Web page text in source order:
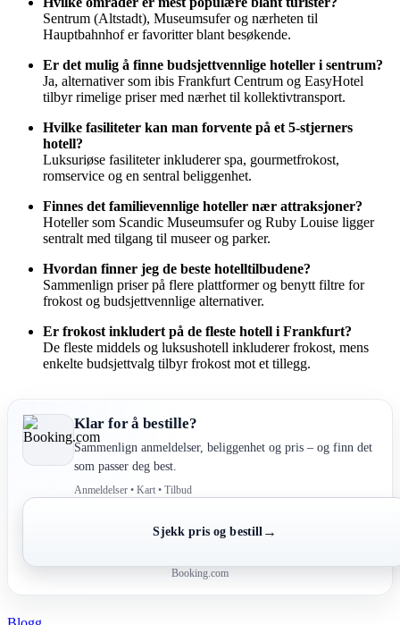
Sentrum (Altstadt), Museumsufer og nærheten til
Hauptbahnhof er favoritter blant besøkende.
Er det mulig å finne budsjettvennlige hoteller i sentrum?
Ja, alternativer som ibis Frankfurt Centrum og EasyHotel
tilbyr rimelige priser med nærhet til kollektivtransport.
Hvilke fasiliteter kan man forvente på et 5-stjerners
hotell?
Luksuriøse fasiliteter inkluderer spa, gourmetfrokost,
romservice og en sentral beliggenhet.
Finnes det familievennlige hoteller nær attraksjoner?
Hoteller som Scandic Museumsufer og Ruby Louise ligger
sentralt med tilgang til museer og parker.
Hvordan finner jeg de beste hotelltilbudene?
Sammenlign priser på flere plattformer og benytt filtre for
frokost og budsjettvennlige alternativer.
Er frokost inkludert på de fleste hotell i Frankfurt?
De fleste middels og luksushotell inkluderer frokost, mens
enkelte budsjettvalg tilbyr frokost mot et tillegg.
Klar for å bestille?
Sammenlign anmeldelser, beliggenhet og pris – og finn det
som passer deg best.
Anmeldelser • Kart • Tilbud
Sjekk pris og bestill →
Booking.com